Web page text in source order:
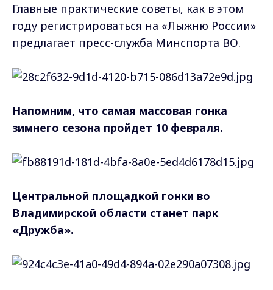
Главные практические советы, как в этом
году регистрироваться на «Лыжню России»
предлагает пресс-служба Минспорта ВО.
Напомним, что самая массовая гонка
зимнего сезона пройдет 10 февраля.
Центральной площадкой гонки во
Владимирской области станет парк
«Дружба».